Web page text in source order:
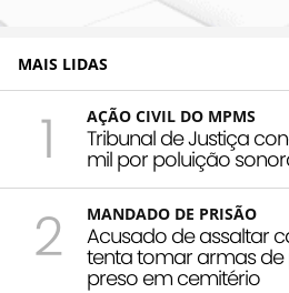
MAIS LIDAS
1 AÇÃO CIVIL DO MPMS
Tribunal de Justiça
mil por poluição
2 MANDADO DE PRISÃO
Acusado de assaltar
tenta tomar armas
preso em cemitério